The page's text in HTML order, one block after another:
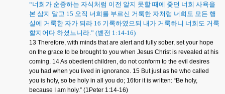
“너희가 순종하는 자식처럼 이전 알지 못할 때에 좇던 너희 사욕을
본 삼지 말고 15 오직 너희를 부르신 거룩한 자처럼 너희도 모든 행
실에 거룩한 자가 되라 16 기록하였으되 내가 거룩하니 너희도 거룩
할지어다 하셨느니라.” (벧전 1:14-16)
13 Therefore, with minds that are alert and fully sober, set your hope
on the grace to be brought to you when Jesus Christ is revealed at his
coming. 14 As obedient children, do not conform to the evil desires
you had when you lived in ignorance. 15 But just as he who called
you is holy, so be holy in all you do; 16for it is written: “Be holy,
because I am holy.” (1Peter 1:14-16)